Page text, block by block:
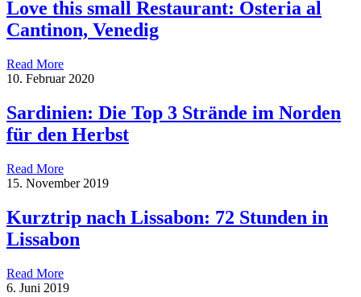
Love this small Restaurant: Osteria al
Cantinon, Venedig
Read More
10. Februar 2020
Sardinien: Die Top 3 Strände im Norden
für den Herbst
Read More
15. November 2019
Kurztrip nach Lissabon: 72 Stunden in
Lissabon
Read More
6. Juni 2019